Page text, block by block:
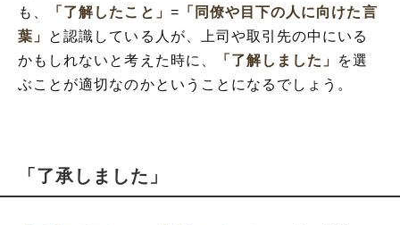
も、
「了解したこと」 = 「同僚や目下の人に向けた言
葉」
と認識している人が、上司や取引先の中にいる
かもしれないと考えた時に、
「了解しました」 を選
ぶことが適切なのかということになるでしょう。
「了承しました」